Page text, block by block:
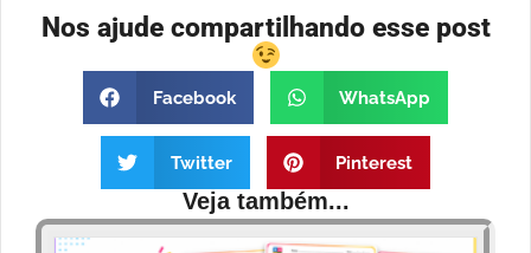
Nos ajude compartilhando esse post
Facebook WhatsApp
Twitter Pinterest
Veja também...